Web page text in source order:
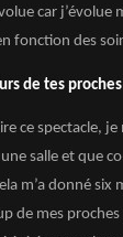
car j’évolue
fonction des
de tes
ce spectacle,
salle et que
m’a donné six
de mes